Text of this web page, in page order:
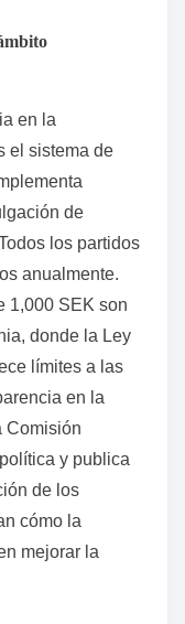
en la
el sistema de
de
los partidos
anualmente.
1,000 SEK son
donde la Ley
límites a las
en la
Comisión
y publica
de los
cómo la
mejorar la